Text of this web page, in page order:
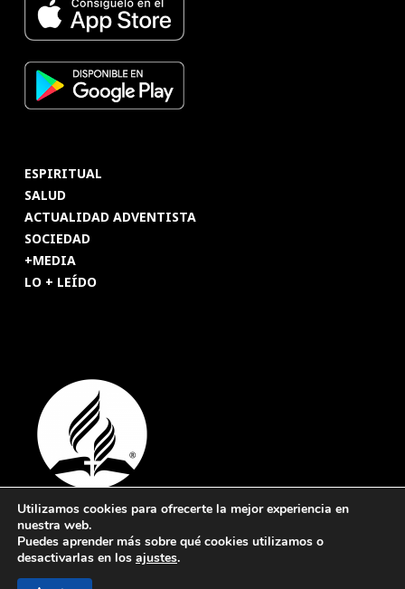
ESPIRITUAL
SALUD
ACTUALIDAD ADVENTISTA
SOCIEDAD
+MEDIA
LO + LEÍDO
© 2026 Revista Adventista de España. UICASDE. Derechos
reservados.
Utilizamos cookies para ofrecerte la mejor experiencia en
nuestra web.
Puedes aprender más sobre qué cookies utilizamos o
desactivarlas en los ajustes.